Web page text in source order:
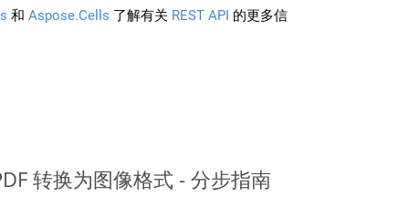
和 Aspose.Cells 了解有关 REST API 的更多信
转换为图像格式 - 分步指南